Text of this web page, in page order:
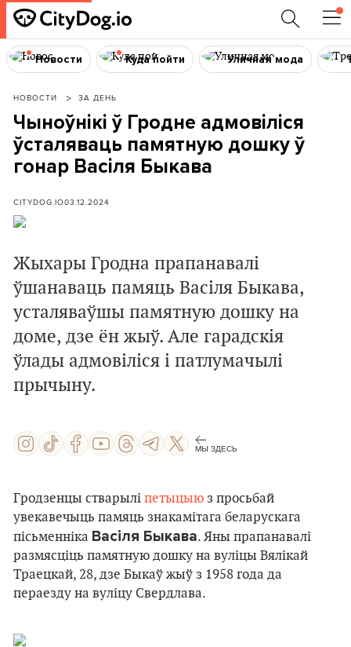
Новости Куда пойти Уличная мода
НОВОСТИ ЗА ДЕНЬ
Чыноўнікі ў Гродне адмовіліся
ўсталяваць памятную дошку ў
гонар Васіля Быкава
CITYDOG.IO03.12.2024
Жыхары Гродна прапанавалі
ўшанаваць памяць Васіля Быкава,
усталяваўшы памятную дошку на
доме, дзе ён жыў. Але гарадскія
ўлады адмовіліся і патлумачылі
прычыну.
МЫ ЗДЕСЬ
Гродзенцы стварылі петыцыю з просьбай
увекавечыць памяць знакамітага беларускага
пісьменніка Васіля Быкава. Яны прапанавалі
размясціць памятную дошку на вуліцы Вялікай
Траецкай, 28, дзе Быкаў жыў з 1958 года да
пераезду на вуліцу Свердлава.